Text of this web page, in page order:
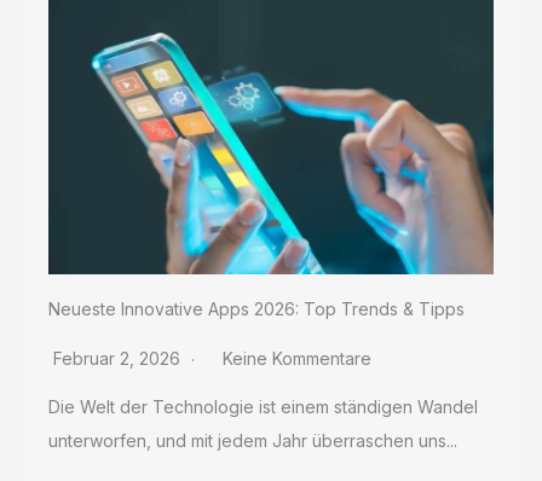
Neueste Innovative Apps 2026: Top Trends & Tipps
Februar 2, 2026 Keine Kommentare
Die Welt der Technologie ist einem ständigen Wandel
unterworfen, und mit jedem Jahr überraschen uns...